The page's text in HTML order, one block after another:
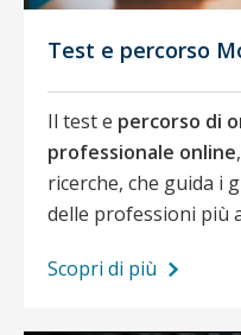
Test e percorso
Il test e percorso di
professionale online
ricerche, che guida i
delle professioni più
Scopri di più